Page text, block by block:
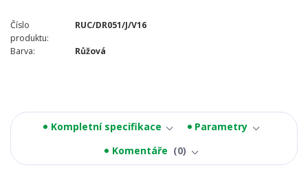
Číslo
produktu:
RUC/DR051/J/V16
Barva: Růžová
Kompletní specifikace
Parametry
Komentáře
0